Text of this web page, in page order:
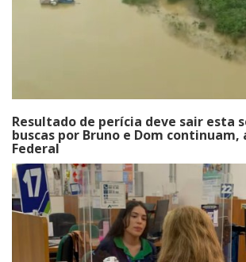
Resultado de perícia deve sair esta
buscas por Bruno e Dom
Federal